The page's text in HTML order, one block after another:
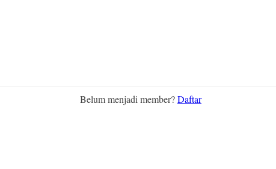
Belum menjadi member?Daftar